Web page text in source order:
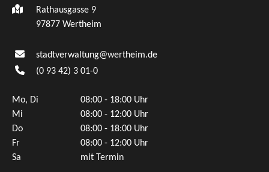
Rathausgasse 9
97877 Wertheim
stadtverwaltung@wertheim.de
(0 93 42) 3 01-0
Mo, Di
08:00 - 18:00 Uhr
Mi
08:00 - 12:00 Uhr
Do
08:00 - 18:00 Uhr
Fr
08:00 - 12:00 Uhr
Sa
mit Termin